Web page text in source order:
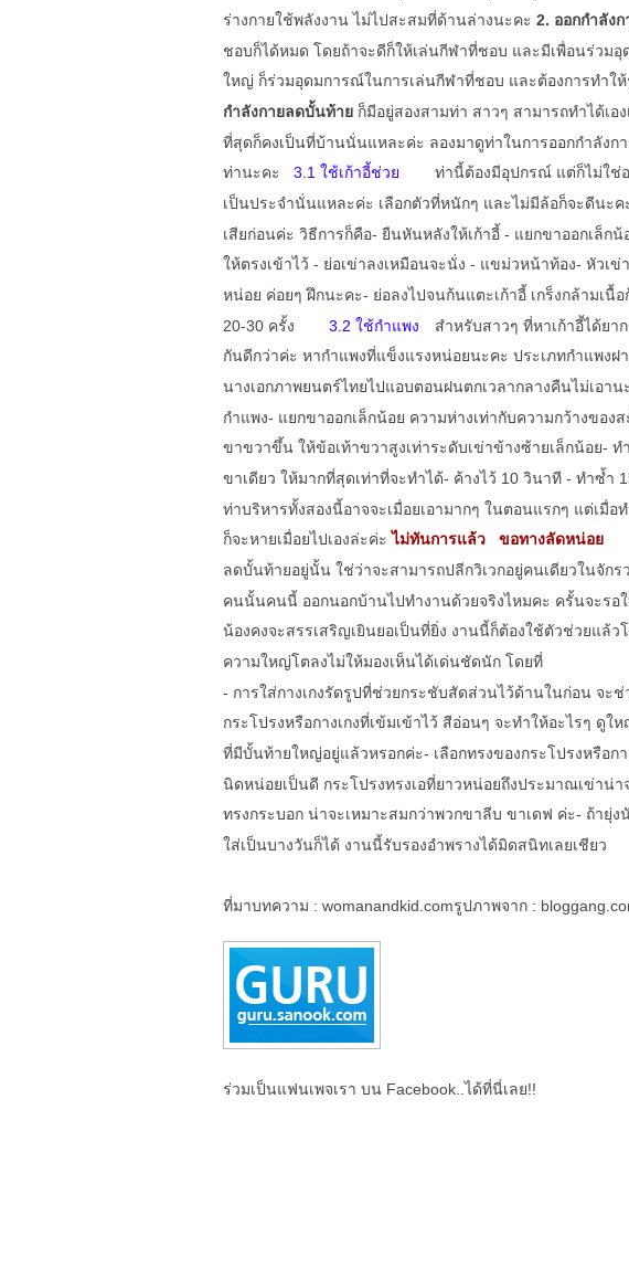
ร่างกายใช้พลังงาน ไม่ไปสะสมที่ด้านล่างนะคะ 2. ออกกำลัง
ชอบก็ได้หมด โดยถ้าจะดีก็ให้เล่นกีฬาที่ชอบ และมีเพื่อนร่วม
ใหญ่ ก็ร่วมอุดมการณ์ในการเล่นกีฬาที่ชอบ และต้องการทำให้
กำลังกายลดบั้นท้าย ก็มีอยู่สองสามท่า สาวๆ สามารถทำได้เ
ที่สุดก็คงเป็นที่บ้านนั่นแหละค่ะ ลองมาดูท่าในการออกกำลังก
ท่านะคะ
3.1 ใช้เก้าอี้ช่วย
ท่านี้ต้องมีอุปกรณ์ แต่ก็ไม่ใช่
เป็นประจำนั่นแหละค่ะ เลือกตัวที่หนักๆ และไม่มีล้อก็จะดีนะค
เสียก่อนค่ะ วิธีการก็คือ- ยืนหันหลังให้เก้าอี้ - แยกขาออกเล็กน้
ให้ตรงเข้าไว้ - ย่อเข่าลงเหมือนจะนั่ง - แขม่วหน้าท้อง- หัวเข่
หน่อย ค่อยๆ ฝึกนะคะ- ย่อลงไปจนก้นแตะเก้าอี้ เกร็งกล้ามเนื้
20-30 ครั้ง
3.2 ใช้กำแพง
สำหรับสาวๆ ที่หาเก้าอี้ได้ย
กันดีกว่าค่ะ หากำแพงที่แข็งแรงหน่อยนะคะ ประเภทกำแพงฝ
นางเอกภาพยนตร์ไทยไปแอบตอนฝนตกเวลากลางคืนไม่เอา
กำแพง- แยกขาออกเล็กน้อย ความห่างเท่ากับความกว้างของ
ขาขวาขึ้น ให้ข้อเท้าขวาสูงเท่าระดับเข่าข้างซ้ายเล็กน้อย- ท
ขาเดียว ให้มากที่สุดเท่าที่จะทำได้- ค้างไว้ 10 วินาที - ทำซ้ำ
ท่าบริหารทั้งสองนี้อาจจะเมื่อยเอามากๆ ในตอนแรกๆ แต่เมื่
ก็จะหายเมื่อยไปเองล่ะค่ะ ไม่ทันการแล้ว ขอทางลัดหน่อย ใ
ลดบั้นท้ายอยู่นั้น ใช่ว่าจะสามารถปลีกวิเวกอยู่คนเดียวในจัก
คนนั้นคนนี้ ออกนอกบ้านไปทำงานด้วยจริงไหมคะ ครั้นจะรอ
น้องคงจะสรรเสริญเยินยอเป็นที่ยิ่ง งานนี้ก็ต้องใช้ตัวช่วยแล้ว
ความใหญ่โตลงไม่ให้มองเห็นได้เด่นชัดนัก โดยที่
- การใส่กางเกงรัดรูปที่ช่วยกระชับสัดส่วนไว้ด้านในก่อน จะช่
กระโปรงหรือกางเกงที่เข้มเข้าไว้ สีอ่อนๆ จะทำให้อะไรๆ ดู
ที่มีบั้นท้ายใหญ่อยู่แล้วหรอกค่ะ- เลือกทรงของกระโปรงหรือก
นิดหน่อยเป็นดี กระโปรงทรงเอที่ยาวหน่อยถึงประมาณเข่าน่า
ทรงกระบอก น่าจะเหมาะสมกว่าพวกขาลีบ ขาเดฟ ค่ะ- ถ้ายุ่ง
ใส่เป็นบางวันก็ได้ งานนี้รับรองอำพรางได้มิดสนิทเลยเชียว
ที่มาบทความ : womanandkid.comรูปภาพจาก :
ร่วมเป็นแฟนเพจเรา บน Facebook..ได้ที่นี่เลย!!